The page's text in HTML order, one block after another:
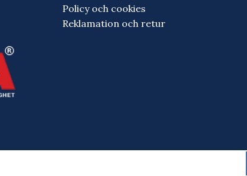
Policy och cookies
Reklamation och retur